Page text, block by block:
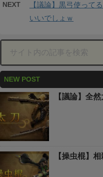
NEXT
【議論】黒弓使って
いいでしょｗ
NEW POST
【議論】全
【操虫棍】